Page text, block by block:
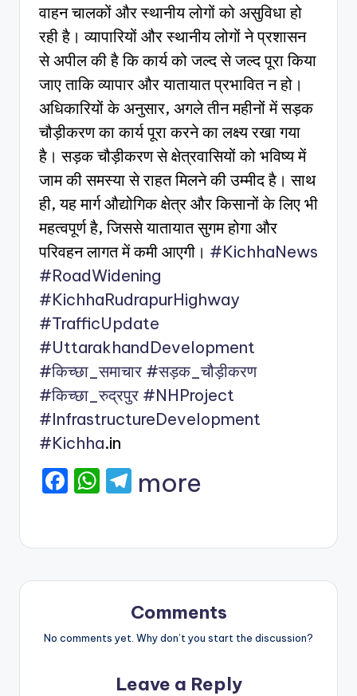
वाहन चालकों और स्थानीय लोगों को असुविधा हो
रही है। व्यापारियों और स्थानीय लोगों ने प्रशासन
से अपील की है कि कार्य को जल्द से जल्द पूरा किया
जाए ताकि व्यापार और यातायात प्रभावित न हो।
अधिकारियों के अनुसार, अगले तीन महीनों में सड़क
चौड़ीकरण का कार्य पूरा करने का लक्ष्य रखा गया
है। सड़क चौड़ीकरण से क्षेत्रवासियों को भविष्य में
जाम की समस्या से राहत मिलने की उम्मीद है। साथ
ही, यह मार्ग औद्योगिक क्षेत्र और किसानों के लिए भी
महत्वपूर्ण है, जिससे यातायात सुगम होगा और
परिवहन लागत में कमी आएगी। #KichhaNews
#RoadWidening
#KichhaRudrapurHighway
#TrafficUpdate
#UttarakhandDevelopment
#किच्छा_समाचार #सड़क_चौड़ीकरण
#किच्छा_रुद्रपुर #NHProject
#InfrastructureDevelopment
#Kichha.in
F
e
b
o
W
ts
A
p
T
gr
a
m
more
Comments
No comments yet. Why don’t you start the discussion?
Leave a Reply